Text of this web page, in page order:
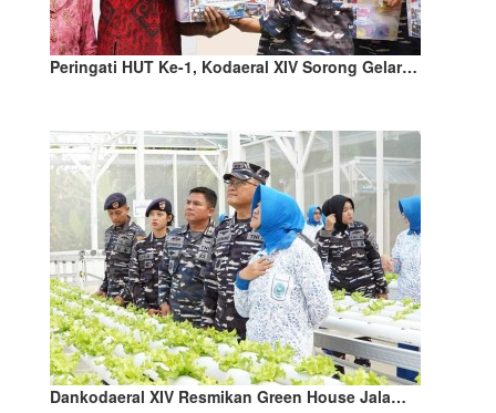
Peringati HUT Ke-1, Kodaeral XIV Sorong Gelar…
Dankodaeral XIV Resmikan Green House Jala…